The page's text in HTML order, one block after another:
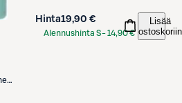
Hinta19,90 €
Alennushinta S-14,90 €
Lisää
ostoskoriin